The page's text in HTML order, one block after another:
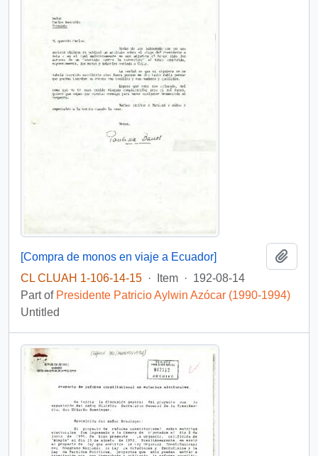
[Compra de monos en viaje a Ecuador]
CL CLUAH 1-106-14-15 · Item · 192-08-14
Part of Presidente Patricio Aylwin Azócar (1990-1994)
Untitled